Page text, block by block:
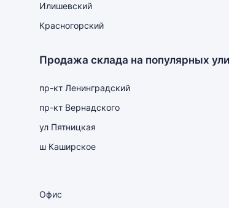
Илишевский
Красногорский
Продажа склада на популярных
пр-кт Ленинградский
пр-кт Вернадского
ул Пятницкая
ш Каширское
Офис